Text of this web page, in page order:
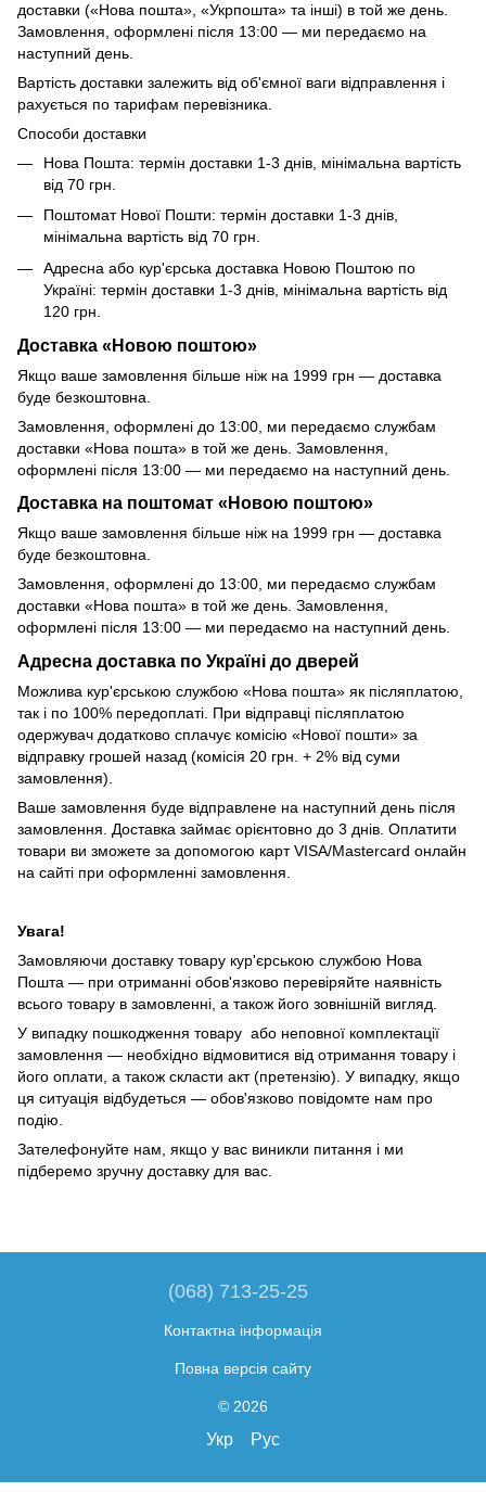
доставки («Нова пошта», «Укрпошта» та інші) в той же день.
Замовлення, оформлені після 13:00 — ми передаємо на
наступний день.
Вартість доставки залежить від об'ємної ваги відправлення і
рахується по тарифам перевізника.
Способи доставки
Нова Пошта: термін доставки 1-3 днів, мінімальна вартість
від 70 грн.
Поштомат Нової Пошти: термін доставки 1-3 днів,
мінімальна вартість від 70 грн.
Адресна або кур'єрська доставка Новою Поштою по
Україні: термін доставки 1-3 днів, мінімальна вартість від
120 грн.
Доставка «Новою поштою»
Якщо ваше замовлення більше ніж на 1999 грн — доставка
буде безкоштовна.
Замовлення, оформлені до 13:00, ми передаємо службам
доставки «Нова пошта» в той же день. Замовлення,
оформлені після 13:00 — ми передаємо на наступний день.
Доставка на поштомат «Новою поштою»
Якщо ваше замовлення більше ніж на 1999 грн — доставка
буде безкоштовна.
Замовлення, оформлені до 13:00, ми передаємо службам
доставки «Нова пошта» в той же день. Замовлення,
оформлені після 13:00 — ми передаємо на наступний день.
Адресна доставка по Україні до дверей
Можлива кур'єрською службою «Нова пошта» як післяплатою,
так і по 100% передоплаті. При відправці післяплатою
одержувач додатково сплачує комісію «Нової пошти» за
відправку грошей назад (комісія 20 грн. + 2% від суми
замовлення).
Ваше замовлення буде відправлене на наступний день після
замовлення. Доставка займає орієнтовно до 3 днів. Оплатити
товари ви зможете за допомогою карт VISA/Mastercard онлайн
на сайті при оформленні замовлення.
Увага!
Замовляючи доставку товару кур'єрською службою Нова
Пошта — при отриманні обов'язково перевіряйте наявність
всього товару в замовленні, а також його зовнішній вигляд.
У випадку пошкодження товару або неповної комплектації
замовлення — необхідно відмовитися від отримання товару і
його оплати, а також скласти акт (претензію). У випадку, якщо
ця ситуація відбудеться — обов'язково повідомте нам про
подію.
Зателефонуйте нам, якщо у вас виникли питання і ми
підберемо зручну доставку для вас.
(068) 713-25-25
Контактна інформація
Повна версія сайту
© 2026
Укр Рус